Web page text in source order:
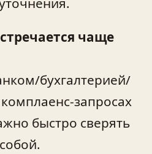
чаще
бухгалтерией/
быстро сверять